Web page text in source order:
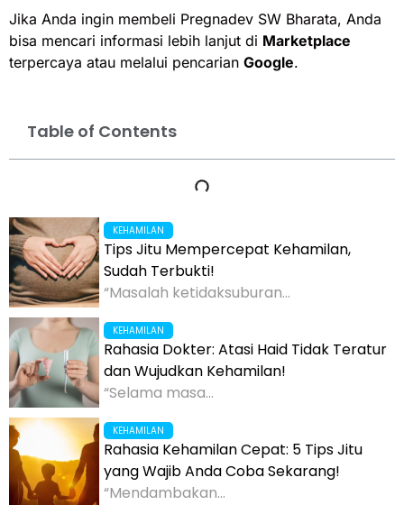
Jika Anda ingin membeli Pregnadev SW Bharata, Anda
bisa mencari informasi lebih lanjut di Marketplace
terpercaya atau melalui pencarian Google.
Table of Contents
KEHAMILAN
Tips Jitu Mempercepat Kehamilan,
Sudah Terbukti!
“Masalah ketidaksuburan...
KEHAMILAN
Rahasia Dokter: Atasi Haid Tidak Teratur
dan Wujudkan Kehamilan!
“Selama masa...
KEHAMILAN
Rahasia Kehamilan Cepat: 5 Tips Jitu
yang Wajib Anda Coba Sekarang!
“Mendambakan...